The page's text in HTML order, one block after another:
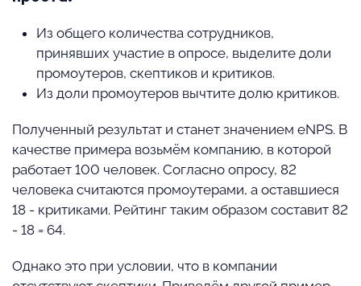
Из общего количества сотрудников,
принявших участие в опросе, выделите доли
промоутеров, скептиков и критиков.
Из доли промоутеров вычтите долю критиков.
Полученный результат и станет значением eNPS. В
качестве примера возьмём компанию, в которой
работает 100 человек. Согласно опросу, 82
человека считаются промоутерами, а оставшиеся
18 - критиками. Рейтинг таким образом составит 82
- 18 = 64.
Однако это при условии, что в компании